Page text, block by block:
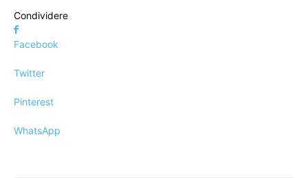
Condividere
Facebook
Twitter
Pinterest
WhatsApp